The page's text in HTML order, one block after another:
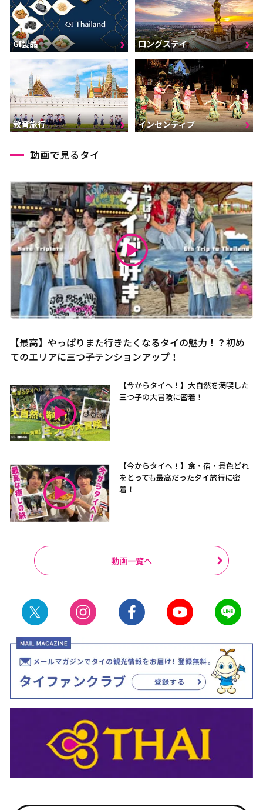
GI製品 ロングステイ
教育旅行 インセンティブ
動画で見るタイ
【最高】やっぱりまた行きたくなるタイの魅力！？初め
てのエリアに三つ子テンションアップ！
【今からタイへ！】大自然を満喫した
三つ子の大冒険に密着！
【今からタイへ！】食・宿・景色どれ
をとっても最高だったタイ旅行に密
着！
動画一覧へ